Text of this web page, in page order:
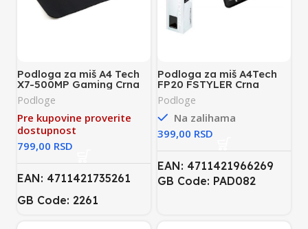
Podloga za miš A4 Tech
X7-500MP Gaming Crna
Podloge
Pre kupovine proverite
dostupnost
RSD
EAN: 4711421735261
GB Code: 2261
Podloga za miš A4Tech
FP20 FSTYLER Crna
Podloge
Na zalihama
RSD
EAN: 4711421966269
GB Code: PAD082